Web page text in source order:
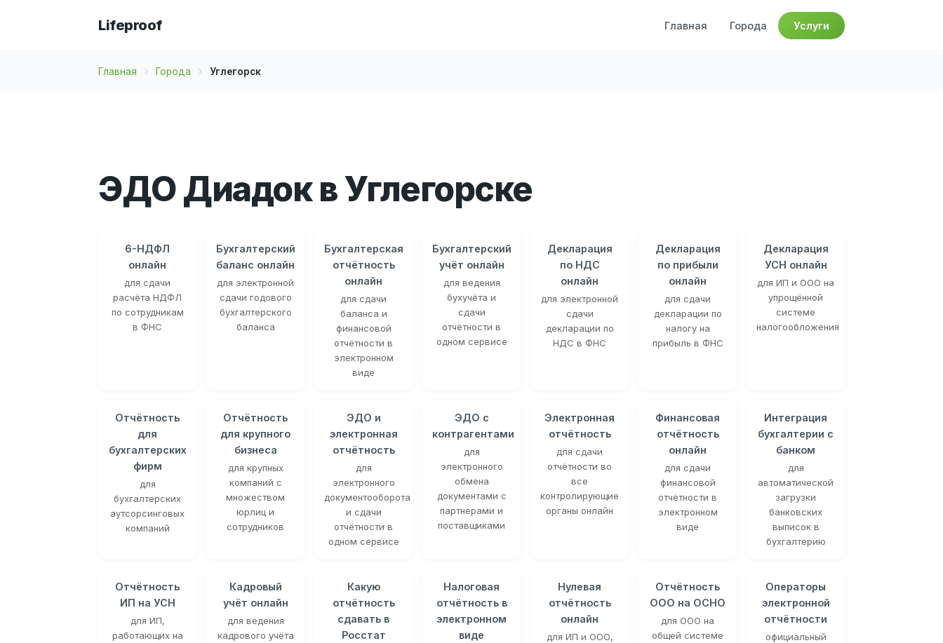
Lifeproof Главная Города Услуги
Главная Города Углегорск
ЭДО Диадок в Углегорске
6-НДФЛ
онлайн
для сдачи
расчёта НДФЛ
по сотрудникам
в ФНС
Бухгалтерский
баланс онлайн
для электронной
сдачи годового
бухгалтерского
баланса
Бухгалтерская
отчётность
онлайн
для сдачи
баланса и
финансовой
отчётности в
электронном
виде
Бухгалтерский
учёт онлайн
для ведения
бухучёта и
сдачи
отчётности в
одном сервисе
Декларация
по НДС
онлайн
для электронной
сдачи
декларации по
НДС в ФНС
Декларация
по прибыли
онлайн
для сдачи
декларации по
налогу на
прибыль в ФНС
Декларация
УСН онлайн
для ИП и ООО на
упрощённой
системе
налогообложения
Отчётность
для
бухгалтерских
фирм
для
бухгалтерских
аутсорсинговых
компаний
Отчётность
для крупного
бизнеса
для крупных
компаний с
множеством
юрлиц и
сотрудников
ЭДО и
электронная
отчётность
для
электронного
документооборота
и сдачи
отчётности в
одном сервисе
ЭДО с
контрагентами
для
электронного
обмена
документами с
партнёрами и
поставщиками
Электронная
отчётность
для сдачи
отчётности во
все
контролирующие
органы онлайн
Финансовая
отчётность
онлайн
для сдачи
финансовой
отчётности в
электронном
виде
Интеграция
бухгалтерии с
банком
для
автоматической
загрузки
банковских
выписок в
бухгалтерию
Отчётность
ИП на УСН
для ИП,
работающих на
Кадровый
учёт онлайн
для ведения
кадрового учёта
Какую
отчётность
сдавать в
Росстат
Налоговая
отчётность в
электронном
виде
Нулевая
отчётность
онлайн
для ИП и ООО,
Отчётность
ООО на ОСНО
для ООО на
общей системе
Операторы
электронной
отчётности
официальный